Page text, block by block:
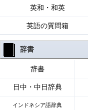
英和・和英
英語の質問箱
辞書
辞書
日中・中日辞典
インドネシア語辞典